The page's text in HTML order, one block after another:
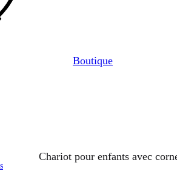
Boutique
Chariot pour enfants avec